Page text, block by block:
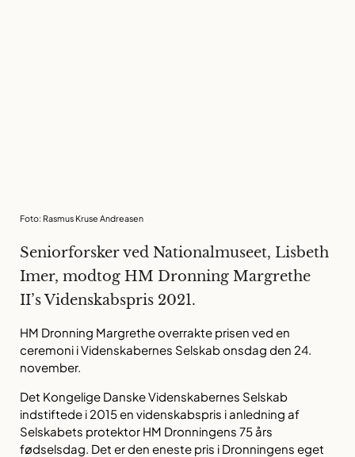
Foto: Rasmus Kruse Andreasen
Seniorforsker ved Nationalmuseet, Lisbeth
Imer, modtog HM Dronning Margrethe
II’s Videnskabspris 2021.
HM Dronning Margrethe overrakte prisen ved en
ceremoni i Videnskabernes Selskab onsdag den 24.
november.
Det Kongelige Danske Videnskabernes Selskab
indstiftede i 2015 en videnskabspris i anledning af
Selskabets protektor HM Dronningens 75 års
fødselsdag. Det er den eneste pris i Dronningens eget